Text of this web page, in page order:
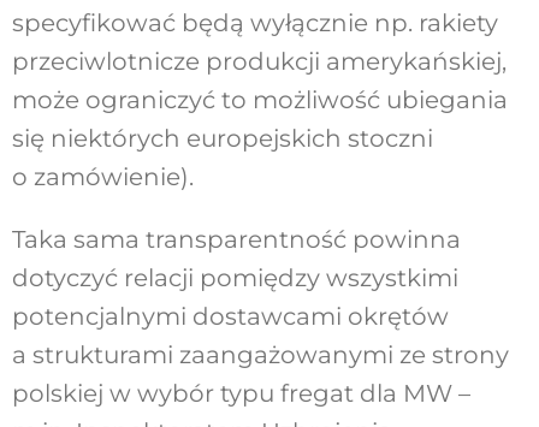
specyfikować będą wyłącznie np. rakiety
przeciwlotnicze produkcji amerykańskiej,
może ograniczyć to możliwość ubiegania
się niektórych europejskich stoczni
o zamówienie).
Taka sama transparentność powinna
dotyczyć relacji pomiędzy wszystkimi
potencjalnymi dostawcami okrętów
a strukturami zaangażowanymi ze strony
polskiej w wybór typu fregat dla MW –